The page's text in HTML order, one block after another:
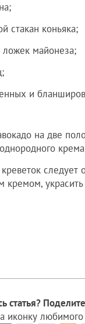
стакан коньяка;
ложек майонеза;
и
на две
крема
кремом,
статья?
иконку любимого